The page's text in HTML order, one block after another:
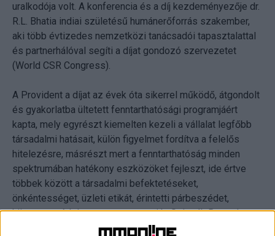
uralkodója volt. A konferencia és a díj kezdeményezője dr.
R.L. Bhatia indiai születésű humánerőforrás szakember,
aki több évtizedes nemzetközi tanácsadói tapasztalattal
és partnerhálóval segíti a díjat gondozó szervezetet
(World CSR Congress).
A Provident a díjat az évek óta sikerrel működő, átgondolt
és gyakorlatba ültetett fenntarthatósági programjáért
kapta, mely egyrészt kiemelten kezeli a vállalat legfőbb
társadalmi hatásait, külön figyelmet fordítva a felelős
hitelezésre, másrészt mert a fenntarthatóság minden
spektrumában hatékony eszközöket fejleszt, ide értve
többek között a társadalmi befektetéseket,
önkéntességet, üzleti etikát, érintetti párbeszédet,
környezetvédelmet, transzparenciát. Szirmák Botond, a
magyar Provident vezérigazgatója a fenntarthatósági